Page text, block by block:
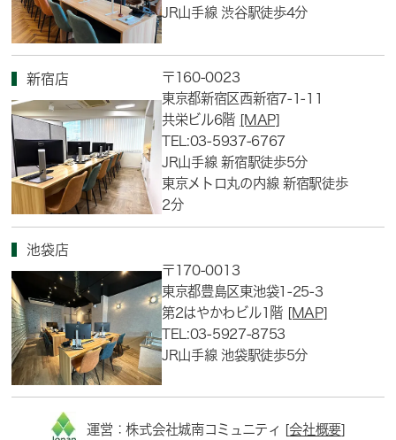
JR山手線 渋谷駅徒歩4分
新宿店
〒160-0023
東京都新宿区西新宿7-1-11
共栄ビル6階 [MAP]
TEL:03-5937-6767
JR山手線 新宿駅徒歩5分
東京メトロ丸の内線 新宿駅徒歩
2分
池袋店
〒170-0013
東京都豊島区東池袋1-25-3
第2はやかわビル1階 [MAP]
TEL:03-5927-8753
JR山手線 池袋駅徒歩5分
運営：株式会社城南コミュニティ [会社概要]